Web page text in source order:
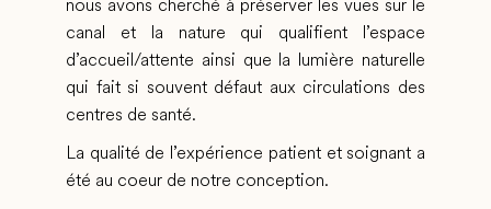
nous avons cherché à préserver les vues sur le
canal et la nature qui qualifient l’espace
d’accueil/attente ainsi que la lumière naturelle
qui fait si souvent défaut aux circulations des
centres de santé.
La qualité de l’expérience patient et soignant a
été au coeur de notre conception.